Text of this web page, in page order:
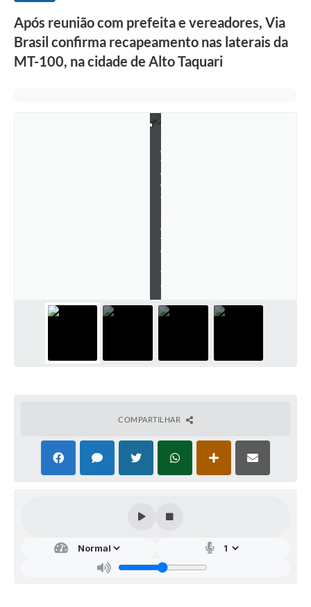
Após reunião com prefeita e vereadores, Via
Brasil confirma recapeamento nas laterais da
MT-100, na cidade de Alto Taquari
l
-
F
o
t
e
t
e
d
a
e
f
e
t
a
COMPARTILHAR